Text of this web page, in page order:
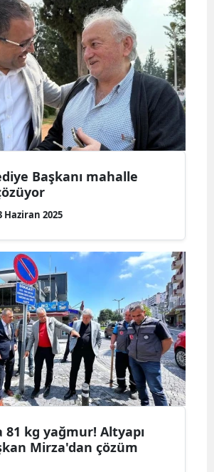
Başkanı mahalle
Haziran 2025
81 kg yağmur! Altyapı
Mirza'dan çözüm